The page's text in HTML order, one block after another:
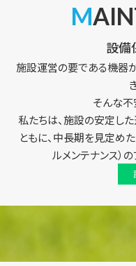
設備
施設運営の要である機器
そんな不
私たちは、施設の安定し
ともに、中長期を見定め
ルメンテナンス）